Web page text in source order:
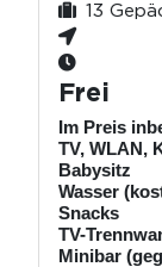
13
Frei
Im Preis
TV, WLAN,
Babysitz
Wasser
Snacks
TV-
Minibar